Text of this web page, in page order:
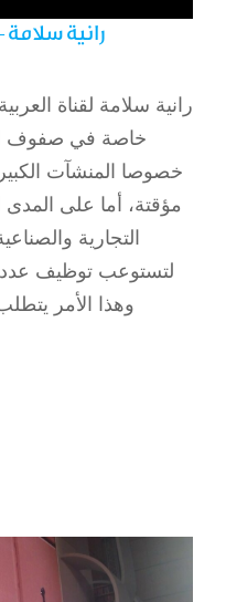
رانية سلامة
رانية سلامة لقناة
خاصة في صفوف
خصوصا المنشآت
مؤقتة، أما على المدى
التجارية
لتستوعب توظيف عدد
وهذا الأمر
الإعلام الجديد